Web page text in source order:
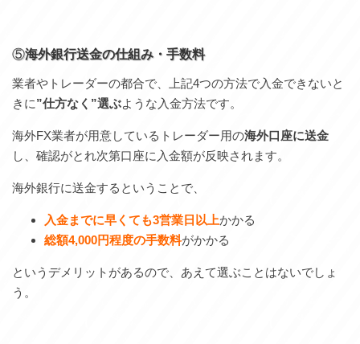
⑤海外銀行送金の仕組み・手数料
業者やトレーダーの都合で、上記4つの方法で入金できないと
きに”仕方なく”選ぶような入金方法です。
海外FX業者が用意しているトレーダー用の海外口座に送金
し、確認がとれ次第口座に入金額が反映されます。
海外銀行に送金するということで、
入金までに早くても3営業日以上かかる
総額4,000円程度の手数料がかかる
というデメリットがあるので、あえて選ぶことはないでしょ
う。